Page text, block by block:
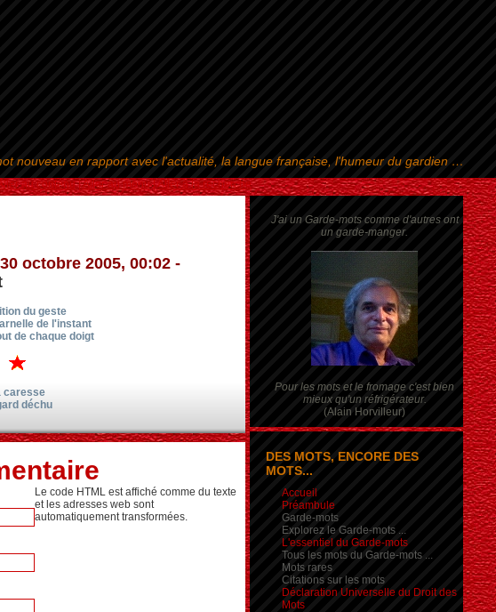
au contenu|Aller au menu|Aller à la recherche
octobre 2005, 00:02 -
du geste
de l'instant
de chaque doigt
caresse
déchu
Le code HTML est affiché comme du texte
et les adresses web sont
automatiquement transformées.
nouveau en rapport avec l'actualité, la langue française, l'humeur du gardien …
J'ai un Garde-mots comme d'autres ont
un garde-manger.
Pour les mots et le fromage c'est bien
mieux qu'un réfrigérateur.
(Alain Horvilleur)
DES MOTS, ENCORE DES
MOTS...
Accueil
Préambule
Garde-mots
Explorez le Garde-mots ...
L'essentiel du Garde-mots
Tous les mots du Garde-mots ...
Mots rares
Citations sur les mots
Déclaration Universelle du Droit des
Mots